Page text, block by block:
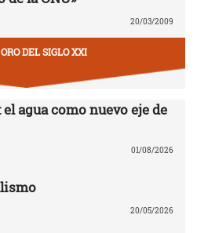
20/03/2009
DEL SIGLO XXI
agua como nuevo eje de
01/08/2026
20/05/2026